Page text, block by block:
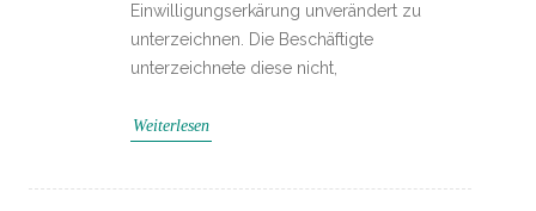
Einwilligungserkärung unverändert zu
unterzeichnen. Die Beschäftigte
unterzeichnete diese nicht,
Weiterlesen